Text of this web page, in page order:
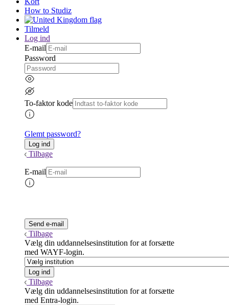
How to Studiz
Tilmeld
Log ind
E-mail
Password
To-faktor kode
Glemt password?
Tilbage
E-mail
Tilbage
Vælg din uddannelsesinstitution for at forsætte
med WAYF-login.
Tilbage
Vælg din uddannelsesinstitution for at forsætte
med Entra-login.